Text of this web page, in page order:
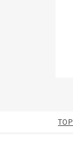
TOP